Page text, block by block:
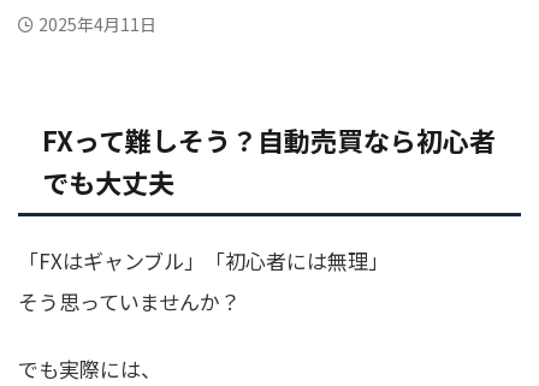
2025年4月11日
FXって難しそう？自動売買なら初心者
でも大丈夫
「FXはギャンブル」「初心者には無理」
そう思っていませんか？
でも実際には、